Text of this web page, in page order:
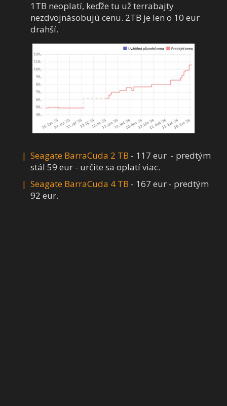
1TB neoplatí, keďže tu už terrabajty
nezdvojnásobujú cenu. 2TB je len o 10 eur
drahší.
Seagate BarraCuda 2 TB - 117 eur - predtým
stál 59 eur - určite sa oplatí viac.
Seagate BarraCuda 4 TB - 167 eur - predtým
92 eur.